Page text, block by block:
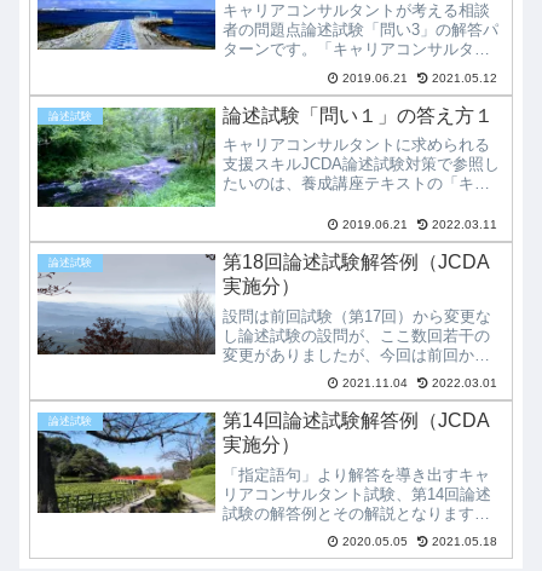
キャリアコンサルタントが考える相談
者の問題点論述試験「問い3」の解答パ
ターンです。「キャリアコンサルタン
トとして、あなたの考える相談者の問
題と思われる点」を記述する問題で
す。ここでの「相談者の問題」とは、
クライエントが既に気づいていること
で...
2019.06.21 2021.05.12
論述試験 論述試験「問い１」の答え方１
キャリアコンサルタントに求められる
支援スキルJCDA論述試験対策で参照し
たいのは、養成講座テキストの「キャ
スキル」」「支援スキル」の部分で
す。ここで書かれている「面談場面
で、キャリアコンサルタントがやらな
け...
2019.06.21 2022.03.11
論述試験
第18回論述試験解答例（JCDA
実施分）
設問は前回試験（第17回）から変更な
し論述試験の設問が、ここ数回若干の
変更がありましたが、今回は前回から
変更されていませんでした。過去問の
対策を行うことで、合格圏内の得点を
取ることは十分可能な問題です。相談
ケース内容や逐語録の記述も読み解き...
2021.11.04 2022.03.01
論述試験
第14回論述試験解答例（JCDA
実施分）
「指定語句」より解答を導き出すキャ
リアコンサルタント試験、第14回論述
試験の解答例とその解説となります。
今回も問い１に関しては、「指定語
句」より解答を導き出す方法です。繰
2020.05.05 2021.05.18